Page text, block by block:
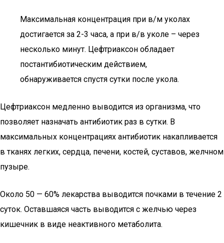
Максимальная концентрация при в/м уколах
достигается за 2-3 часа, а при в/в уколе – через
несколько минут. Цефтриаксон обладает
постантибиотическим действием,
обнаруживается спустя сутки после укола.
Цефтриаксон медленно выводится из организма, что
позволяет назначать антибиотик раз в сутки. В
максимальных концентрациях антибиотик накапливается
в тканях легких, сердца, печени, костей, суставов, желчном
пузыре.
Около 50 — 60% лекарства выводится почками в течение 2
суток. Оставшаяся часть выводится с желчью через
кишечник в виде неактивного метаболита.